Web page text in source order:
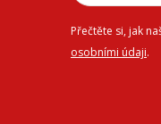
Přečtěte si, jak
osobními údaji.